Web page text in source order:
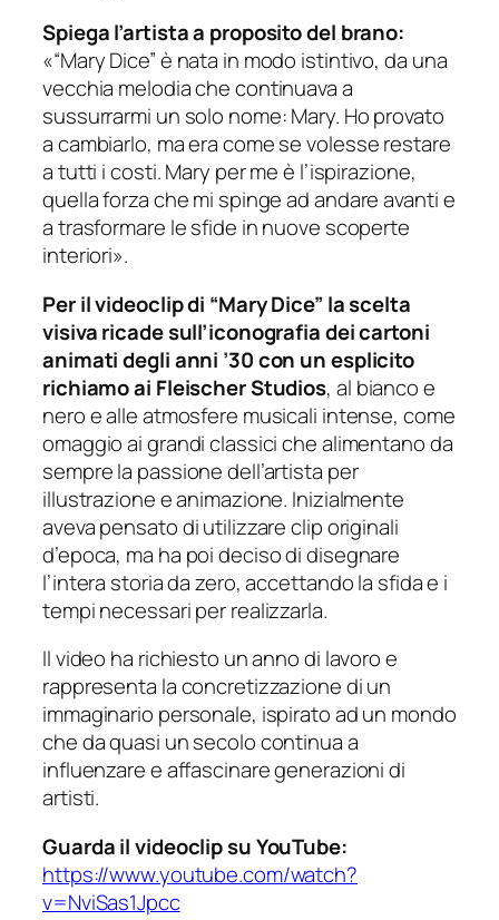
Spiega l’artista a proposito del brano:
«“Mary Dice” è nata in modo istintivo, da una
vecchia melodia che continuava a
sussurrarmi un solo nome: Mary. Ho provato
a cambiarlo, ma era come se volesse restare
a tutti i costi. Mary per me è l’ispirazione,
quella forza che mi spinge ad andare avanti e
a trasformare le sfide in nuove scoperte
interiori».
Per il videoclip di “Mary Dice” la scelta
visiva ricade sull’iconografia dei cartoni
animati degli anni ’30 con un esplicito
richiamo ai Fleischer Studios, al bianco e
nero e alle atmosfere musicali intense, come
omaggio ai grandi classici che alimentano da
sempre la passione dell’artista per
illustrazione e animazione. Inizialmente
aveva pensato di utilizzare clip originali
d’epoca, ma ha poi deciso di disegnare
l’intera storia da zero, accettando la sfida e i
tempi necessari per realizzarla.
Il video ha richiesto un anno di lavoro e
rappresenta la concretizzazione di un
immaginario personale, ispirato ad un mondo
che da quasi un secolo continua a
influenzare e affascinare generazioni di
artisti.
Guarda il videoclip su YouTube:
https://www.youtube.com/watch?
v=NviSas1Jpcc